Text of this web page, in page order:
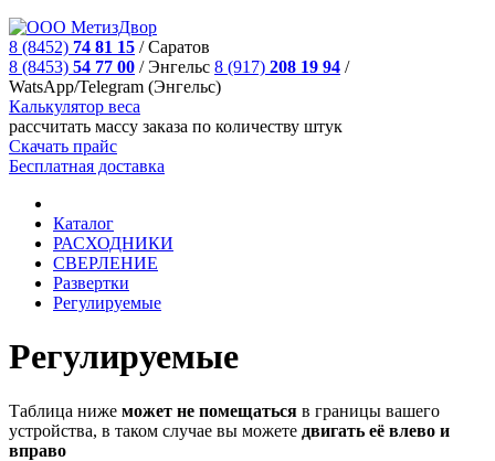
8 (8452) 74 81 15 /Саратов
8 (8453) 54 77 00 /Энгельс 8 (917) 208 19 94 /
WatsApp/Telegram (Энгельс)
Калькулятор веса
рассчитать массу заказа по количеству штук
Скачать прайс
Бесплатная доставка
Каталог
РАСХОДНИКИ
СВЕРЛЕНИЕ
Развертки
Регулируемые
Регулируемые
Таблица ниже может не помещаться в границы вашего
устройства, в таком случае вы можете двигать её влево и
вправо